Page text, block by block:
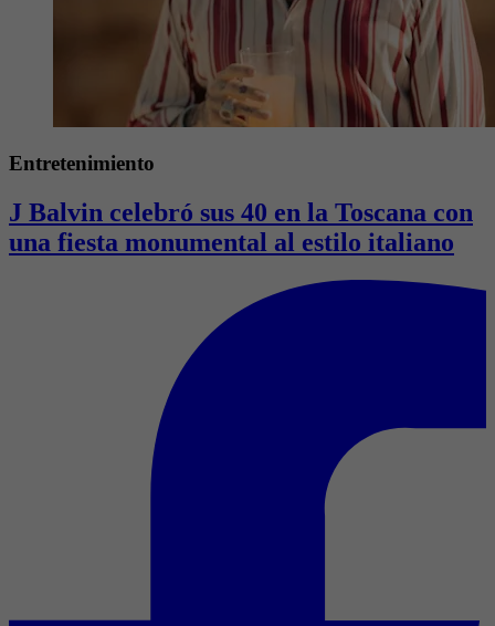
Entretenimiento
J Balvin celebró sus 40 en la Toscana con
una fiesta monumental al estilo italiano